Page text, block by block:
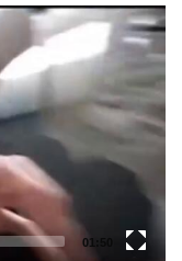
Total
duration
01:50